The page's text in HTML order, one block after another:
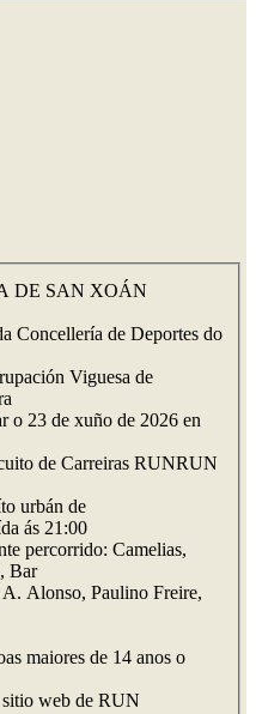
DE SAN XOÁN
Concellería de Deportes do
Viguesa de
o 23 de xuño de 2026 en
de Carreiras RUNRUN
urbán de
ás 21:00
percorrido: Camelias,
Bar
Alonso, Paulino Freire,
maiores de 14 anos o
web de RUN